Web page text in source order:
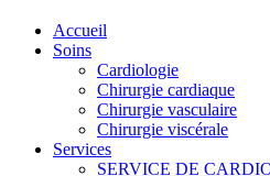
Accueil
Soins
Cardiologie
Chirurgie cardiaque
Chirurgie vasculaire
Chirurgie viscérale
Services
SERVICE DE